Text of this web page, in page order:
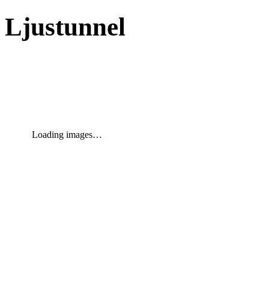
Ljustunnel
Loading images…